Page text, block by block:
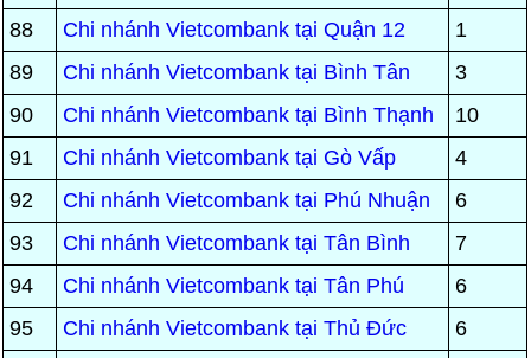
88
Chi nhánh Vietcombank tại Quận 12
1
89
Chi nhánh Vietcombank tại Bình Tân
3
90
Chi nhánh Vietcombank tại Bình Thạnh
10
91
Chi nhánh Vietcombank tại Gò Vấp
4
92
Chi nhánh Vietcombank tại Phú Nhuận
6
93
Chi nhánh Vietcombank tại Tân Bình
7
94
Chi nhánh Vietcombank tại Tân Phú
6
95
Chi nhánh Vietcombank tại Thủ Đức
6